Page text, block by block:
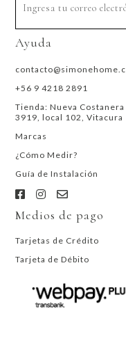
Ayuda
+56 9 4218 2891
Tienda: Nueva Costanera
3919, local 102, Vitacura
Marcas
¿Cómo Medir?
Guía de Instalación
Medios de pago
Tarjetas de Crédito
Tarjeta de Débito